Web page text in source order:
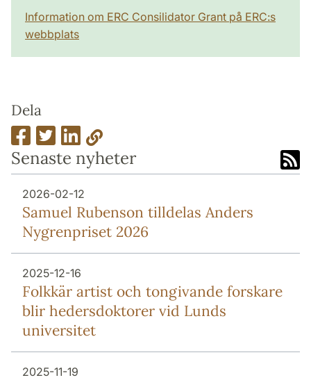
Information om ERC Consilidator Grant på ERC:s
webbplats
Dela
Senaste nyheter
2026-02-12
Samuel Rubenson tilldelas Anders
Nygrenpriset 2026
2025-12-16
Folkkär artist och tongivande forskare
blir hedersdoktorer vid Lunds
universitet
2025-11-19